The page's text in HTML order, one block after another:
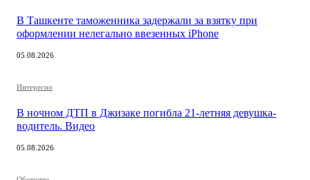
В Ташкенте таможенника задержали за взятку при
оформлении нелегально ввезенных iPhone
05.08.2026
Интересно
В ночном ДТП в Джизаке погибла 21-летняя девушка-
водитель. Видео
05.08.2026